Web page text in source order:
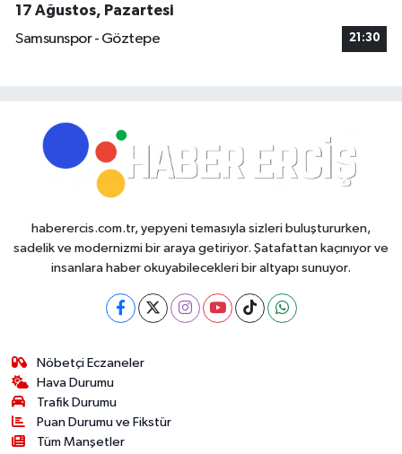
17 Ağustos, Pazartesi
Samsunspor - Göztepe
21:30
haberercis.com.tr, yepyeni temasıyla sizleri buluştururken,
sadelik ve modernizmi bir araya getiriyor. Şatafattan kaçınıyor ve
insanlara haber okuyabilecekleri bir altyapı sunuyor.
Nöbetçi Eczaneler
Hava Durumu
Trafik Durumu
Puan Durumu ve Fikstür
Tüm Manşetler